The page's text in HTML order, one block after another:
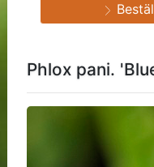
Phlox pani.